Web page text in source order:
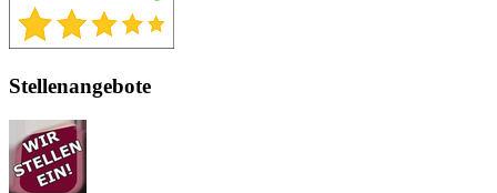
Stellenangebote